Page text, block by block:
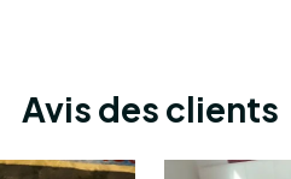
Avis des clients